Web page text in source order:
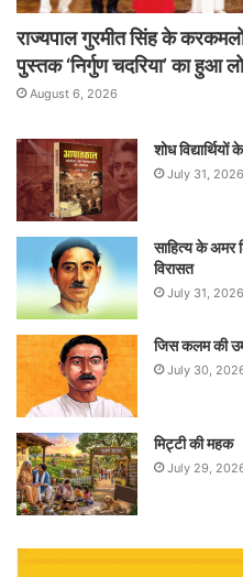
राज्यपाल गुरमीत सिंह के
पुस्तक ‘निर्गुण चदरिया’ का हुआ
August 6, 2026
शोध
July 31, 2026
साहित्य के अमर
विरासत
July 31, 2026
जिस कलम की
July 30,
मिट्टी की महक
July 29,